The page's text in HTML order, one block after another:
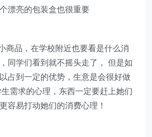
漂亮的包装盒也很重要
品，在学校附近也要看是什么消
同学们看到就不摇头走了， 但是如
占到一定的优势，生意是会很好做
需求的心理，东西一定要赶上她们
容易打动她们的消费心理！